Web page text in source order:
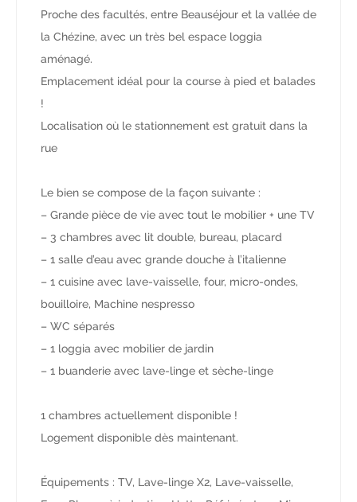
Proche des facultés, entre Beauséjour et la vallée de
la Chézine, avec un très bel espace loggia
aménagé.
Emplacement idéal pour la course à pied et balades
!
Localisation où le stationnement est gratuit dans la
rue
Le bien se compose de la façon suivante :
– Grande pièce de vie avec tout le mobilier + une TV
– 3 chambres avec lit double, bureau, placard
– 1 salle d’eau avec grande douche à l’italienne
– 1 cuisine avec lave-vaisselle, four, micro-ondes,
bouilloire, Machine nespresso
– WC séparés
– 1 loggia avec mobilier de jardin
– 1 buanderie avec lave-linge et sèche-linge
1 chambres actuellement disponible !
Logement disponible dès maintenant.
Équipements : TV, Lave-linge X2, Lave-vaisselle,